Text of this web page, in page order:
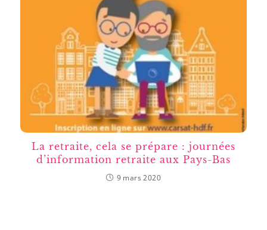
La retraite, cela se prépare : journées
d’information retraite aux Pays-Bas
9 mars 2020